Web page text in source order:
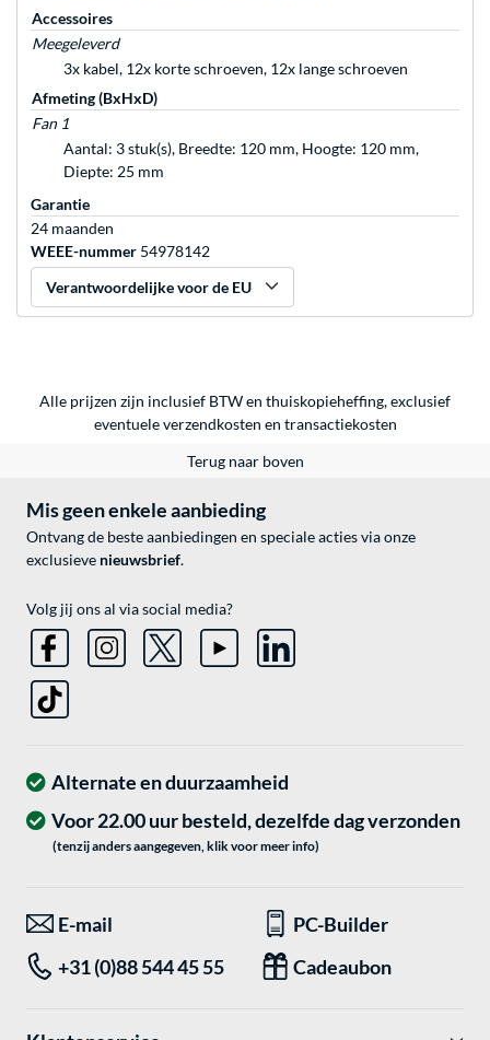
Accessoires
Meegeleverd
3x kabel, 12x korte schroeven, 12x lange schroeven
Afmeting (BxHxD)
Fan 1
Aantal: 3 stuk(s), Breedte: 120 mm, Hoogte: 120 mm,
Diepte: 25 mm
Garantie
24 maanden
WEEE-nummer 54978142
Verantwoordelijke voor de EU
Alle prijzen zijn inclusief BTW en thuiskopieheffing, exclusief
eventueleverzendkosten en transactiekosten
Terug naar boven
Mis geen enkele aanbieding
Ontvang de beste aanbiedingen en speciale acties via onze
exclusieve nieuwsbrief.
Volg jij ons al via social media?
Alternate en duurzaamheid
Voor 22.00 uur besteld, dezelfde dag verzonden
(tenzij anders aangegeven, klik voor meer info)
E-mail
PC-Builder
+31 (0)88 544 45 55
Cadeaubon